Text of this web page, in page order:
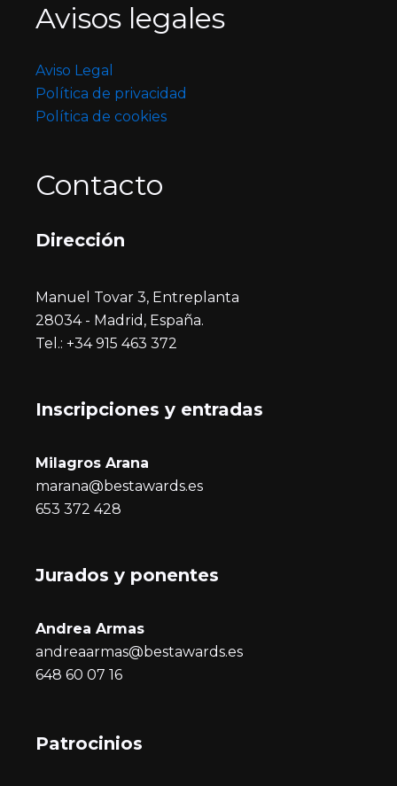
Avisos legales
Aviso Legal
Política de privacidad
Política de cookies
Contacto
Dirección
Manuel Tovar 3, Entreplanta
28034 - Madrid, España.
Tel.: +34 915 463 372
Inscripciones y entradas
Milagros Arana
marana@bestawards.es
653 372 428
Jurados y ponentes
Andrea Armas
andreaarmas@bestawards.es
648 60 07 16
Patrocinios